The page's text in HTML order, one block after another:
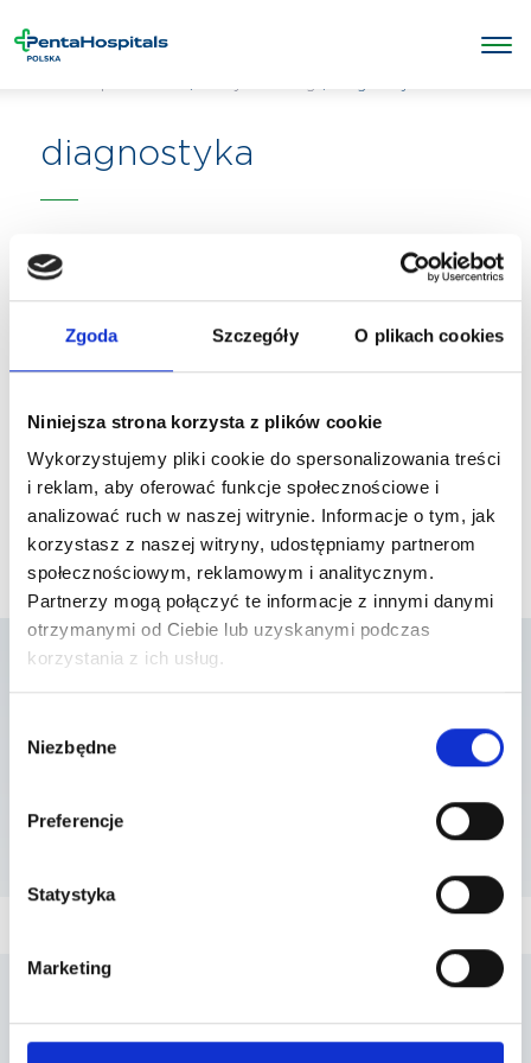
Zgoda Szczegóły O plikach cookies
Niniejsza strona korzysta z plików cookie
Wykorzystujemy pliki cookie do spersonalizowania treści
i reklam, aby oferować funkcje społecznościowe i
analizować ruch w naszej witrynie. Informacje o tym, jak
korzystasz z naszej witryny, udostępniamy partnerom
społecznościowym, reklamowym i analitycznym.
Partnerzy mogą połączyć te informacje z innymi danymi
otrzymanymi od Ciebie lub uzyskanymi podczas
korzystania z ich usług.
zgody
Niezbędne
Preferencje
Statystyka
Marketing
diagnostyka
których usługa jest
dostępna
Penta Hospitals Polska